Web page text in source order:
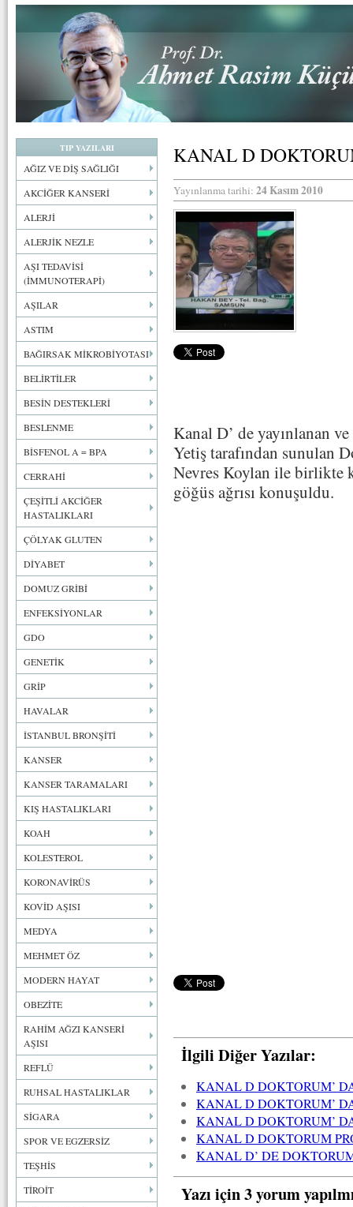
TIP YAZILARI
AĞIZ VE DİŞ SAĞLIĞI
AKCİĞER KANSERİ
ALERJİ
ALERJİK NEZLE
AŞI TEDAVİSİ
(İMMUNOTERAPİ)
AŞILAR
ASTIM
BAĞIRSAK MİKROBİYOTASI
BELİRTİLER
BESİN DESTEKLERİ
BESLENME
BİSFENOL A = BPA
CERRAHİ
ÇEŞİTLİ AKCİĞER
HASTALIKLARI
ÇÖLYAK GLUTEN
DİYABET
DOMUZ GRİBİ
ENFEKSİYONLAR
GDO
GENETİK
GRİP
HAVALAR
İSTANBUL BRONŞİTİ
KANSER
KANSER TARAMALARI
KIŞ HASTALIKLARI
KOAH
KOLESTEROL
KORONAVİRÜS
KOVİD AŞISI
MEDYA
MEHMET ÖZ
MODERN HAYAT
OBEZİTE
RAHİM AĞZI KANSERİ
AŞISI
REFLÜ
RUHSAL HASTALIKLAR
SİGARA
SPOR VE EGZERSİZ
TEŞHİS
TİROİT
KANAL D
Yayınlanma tarihi: 24 Kasım 2010
Kanal D’ de yayınlanan
Yetiş tarafından sunulan
Nevres Koylan ile birlikte
göğüs ağrısı konuşuldu.
İlgili Diğer Yazılar:
KANAL D DOKTORUM’
KANAL D DOKTORUM’
KANAL D DOKTORUM’
KANAL D DOKTORUM
KANAL D’ DE
Yazı için 3 yorum